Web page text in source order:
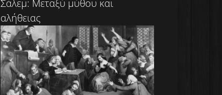
Σάλεμ: Μεταξύ μύθου και
αλήθειας